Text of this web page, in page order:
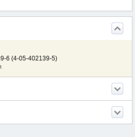
6 (4-05-402139-5)